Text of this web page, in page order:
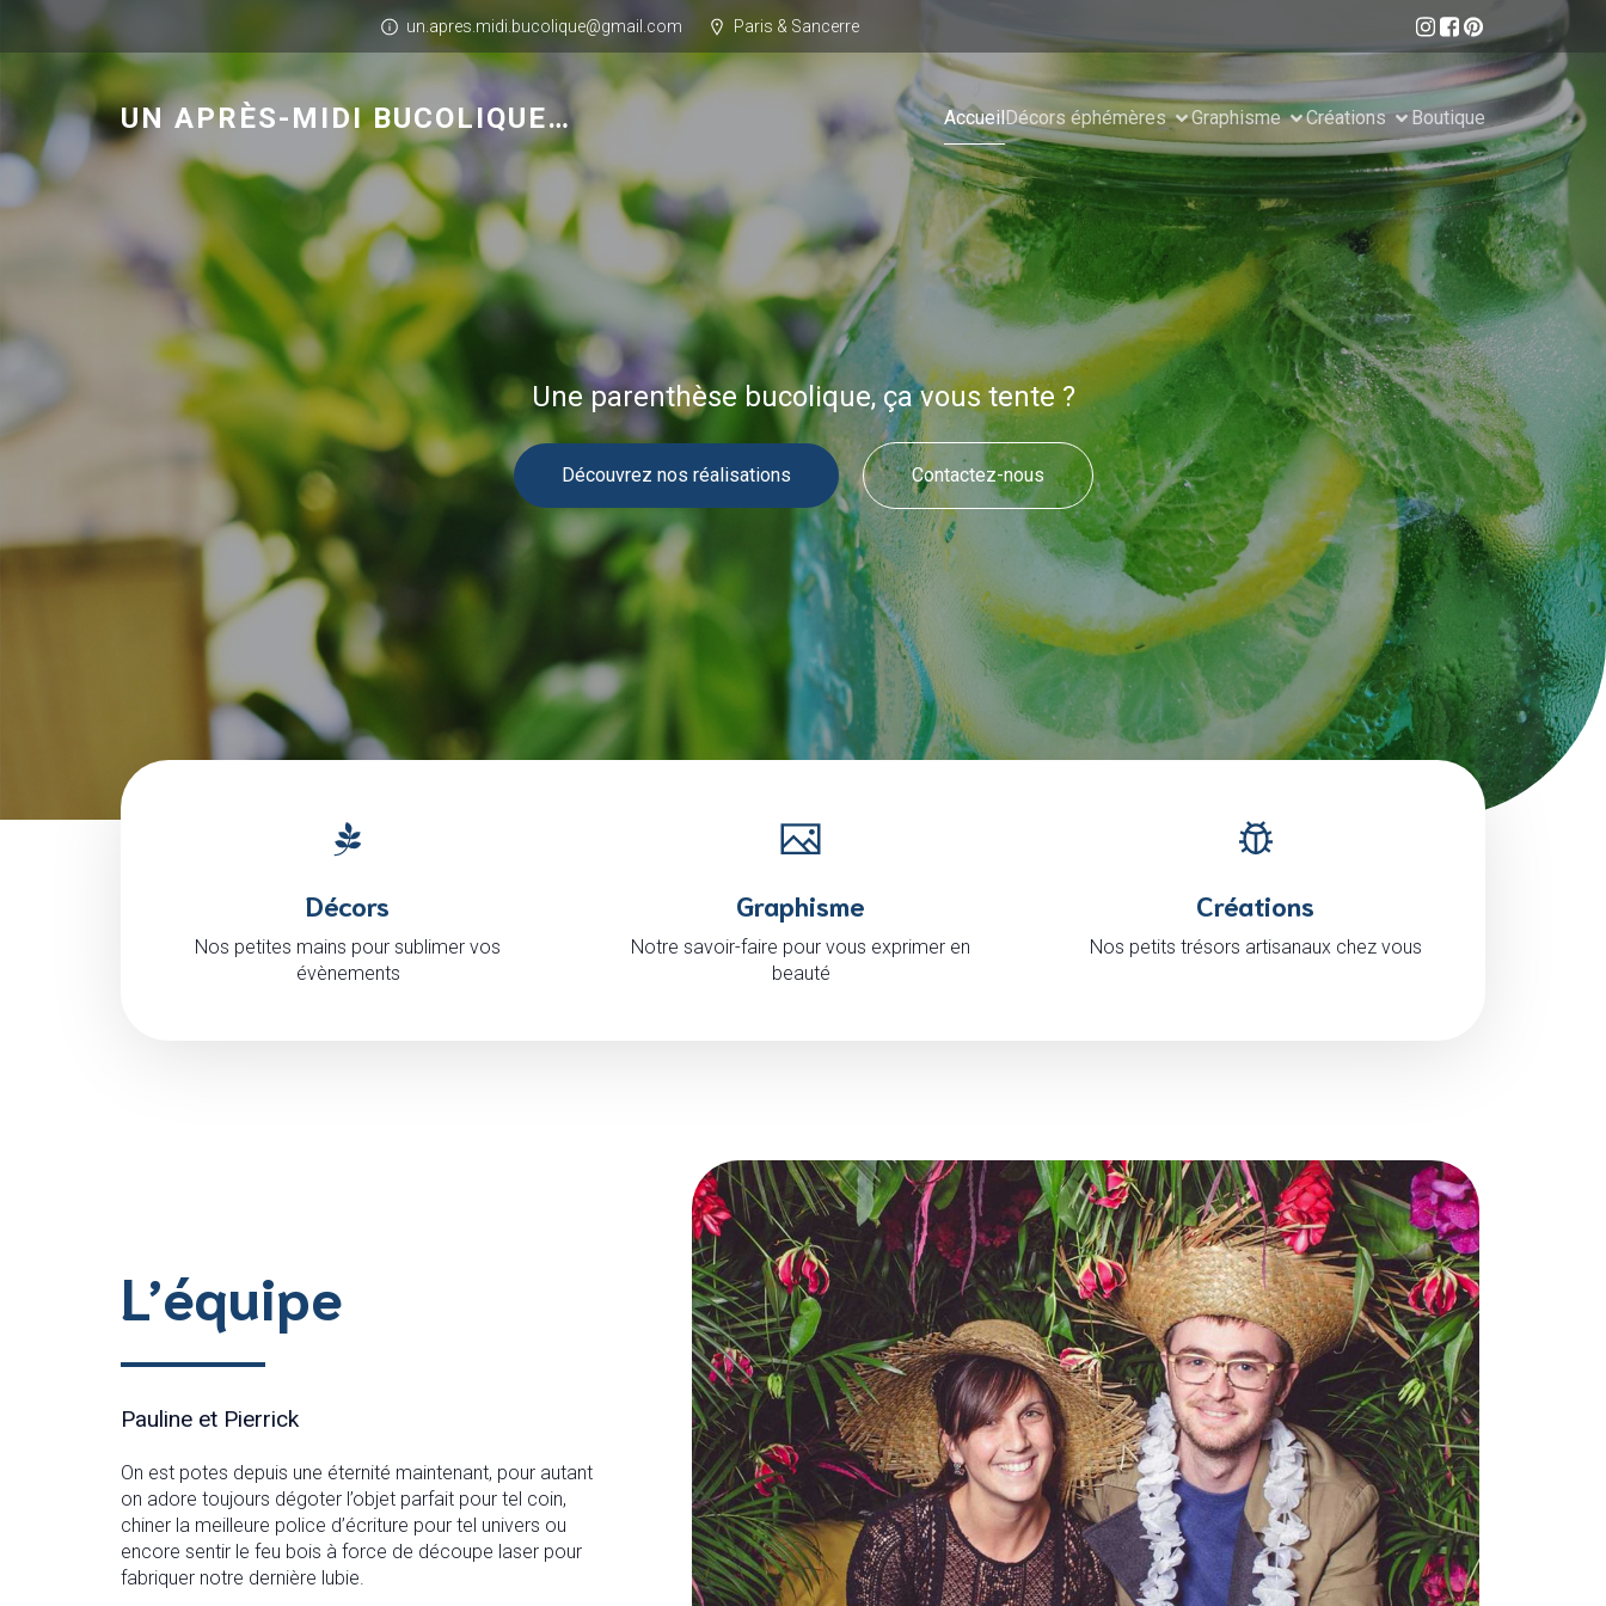
un.apres.midi.bucolique@gmail.com Paris & Sancerre
UN APRÈS-MIDI BUCOLIQUE… AccueilDécors éphémères Graphisme Créations Boutique
Une parenthèse bucolique, ça vous tente ?
Découvrez nos réalisations Contactez-nous
Décors
Nos petites mains pour sublimer vos
évènements
Graphisme
Notre savoir-faire pour vous exprimer en
beauté
Créations
Nos petits trésors artisanaux chez vous
L’équipe
Pauline et Pierrick
On est potes depuis une éternité maintenant, pour autant
on adore toujours dégoter l’objet parfait pour tel coin,
chiner la meilleure police d’écriture pour tel univers ou
encore sentir le feu bois à force de découpe laser pour
fabriquer notre dernière lubie.